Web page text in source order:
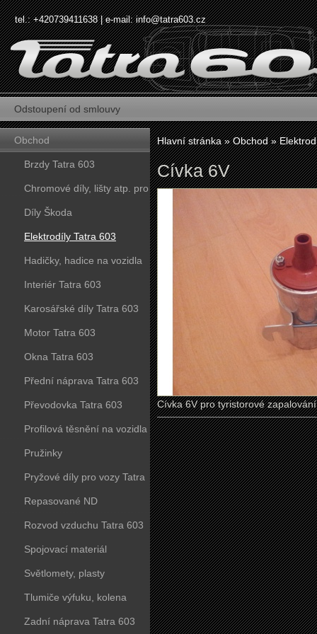
tel.: +420739411638 | e-mail:info@tatra603.cz
Odstoupení od smlouvy
Obchod
Brzdy Tatra 603
Chromové díly, lišty atp. pro
vozy Tatra 603
Díly Škoda
Elektrodíly Tatra 603
Hadičky, hadice na vozidla
Tatra 603
Interiér Tatra 603
Karosářské díly Tatra 603
Motor Tatra 603
Okna Tatra 603
Přední náprava Tatra 603
Převodovka Tatra 603
Profilová těsnění na vozidla
Tatra 603
Pružinky
Pryžové díly pro vozy Tatra
603
Repasované ND
Rozvod vzduchu Tatra 603
Spojovací materiál
Světlomety, plasty
Tlumiče výfuku, kolena
Zadní náprava Tatra 603
Hlavní stránka»Obchod»
Cívka 6V
Cívka 6V pro tyristorové zapalování